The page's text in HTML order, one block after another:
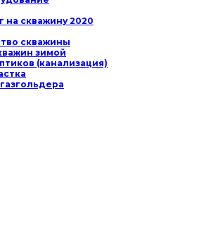
на скважину 2020
скважины
зимой
(канализация)